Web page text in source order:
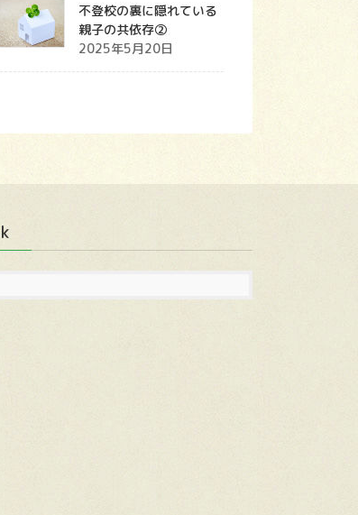
不登校の裏に隠れている
親子の共依存②
2025年5月20日